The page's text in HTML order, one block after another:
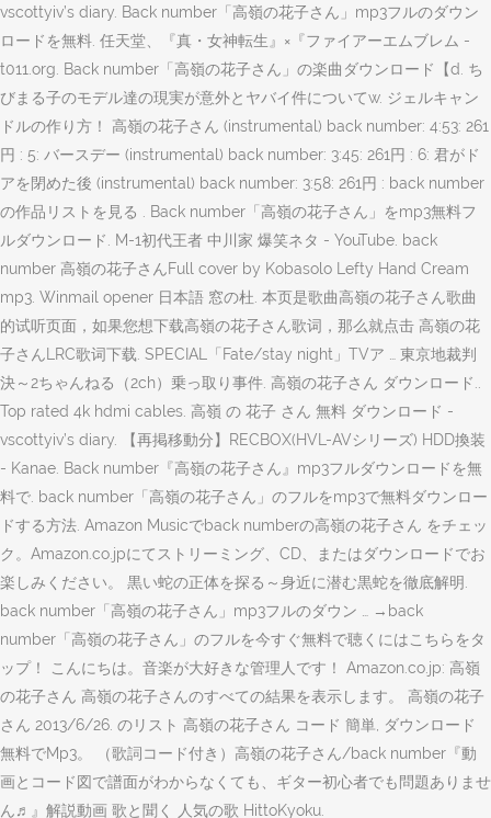
vscottyiv’s diary. Back number「高嶺の花子さん」mp3フルのダウン
ロードを無料. 任天堂、『真・女神転生』×『ファイアーエムブレム -
t011.org. Back number「高嶺の花子さん」の楽曲ダウンロード【d. ち
びまる子のモデル達の現実が意外とヤバイ件についてw. ジェルキャン
ドルの作り方！ 高嶺の花子さん (instrumental) back number: 4:53: 261
円 : 5: バースデー (instrumental) back number: 3:45: 261円 : 6: 君がド
アを閉めた後 (instrumental) back number: 3:58: 261円 : back number
の作品リストを見る . Back number「高嶺の花子さん」をmp3無料フ
ルダウンロード. M-1初代王者 中川家 爆笑ネタ - YouTube. back
number 高嶺の花子さんFull cover by Kobasolo Lefty Hand Cream
mp3. Winmail opener 日本語 窓の杜. 本页是歌曲高嶺の花子さん歌曲
的试听页面，如果您想下载高嶺の花子さん歌词，那么就点击 高嶺の花
子さんLRC歌词下载. SPECIAL「Fate/stay night」TVア … 東京地裁判
決～2ちゃんねる（2ch）乗っ取り事件. 高嶺の花子さん ダウンロード..
Top rated 4k hdmi cables. 高嶺 の 花子 さん 無料 ダウンロード -
vscottyiv’s diary. 【再掲移動分】RECBOX(HVL-AVシリーズ) HDD換装
- Kanae. Back number『高嶺の花子さん』mp3フルダウンロードを無
料で. back number「高嶺の花子さん」のフルをmp3で無料ダウンロー
ドする方法. Amazon Musicでback numberの高嶺の花子さん をチェッ
ク。Amazon.co.jpにてストリーミング、CD、またはダウンロードでお
楽しみください。 黒い蛇の正体を探る～身近に潜む黒蛇を徹底解明.
back number「高嶺の花子さん」mp3フルのダウン … →back
number「高嶺の花子さん」のフルを今すぐ無料で聴くにはこちらをタ
ップ！ こんにちは。音楽が大好きな管理人です！ Amazon.co.jp: 高嶺
の花子さん 高嶺の花子さんのすべての結果を表示します。 高嶺の花子
さん 2013/6/26. のリスト 高嶺の花子さん コード 簡単, ダウンロード
無料でMp3。 （歌詞コード付き）高嶺の花子さん/back number『動
画とコード図で譜面がわからなくても、ギター初心者でも問題ありませ
ん♬』解説動画 歌と聞く 人気の歌 HittoKyoku.